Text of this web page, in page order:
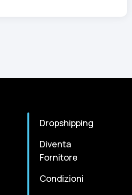
Dropshipping
Diventa
Fornitore
Condizioni